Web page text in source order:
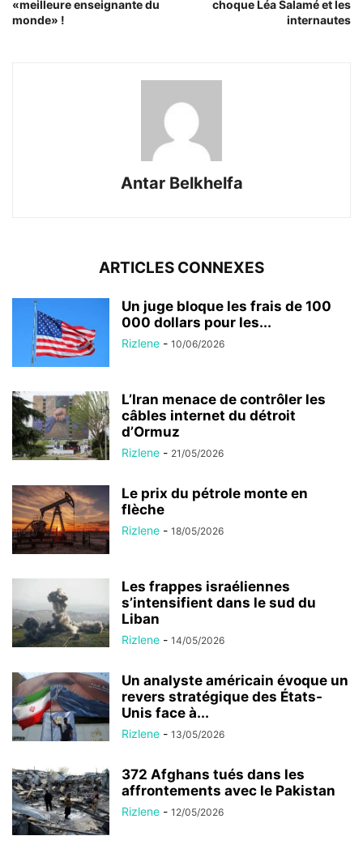
«meilleure enseignante du
monde» !
choque Léa Salamé et les
internautes
Antar Belkhelfa
ARTICLES CONNEXES
Un juge bloque les frais de 100
000 dollars pour les...
Rizlene - 10/06/2026
L’Iran menace de contrôler les
câbles internet du détroit
d’Ormuz
Rizlene - 21/05/2026
Le prix du pétrole monte en
flèche
Rizlene - 18/05/2026
Les frappes israéliennes
s’intensifient dans le sud du
Liban
Rizlene - 14/05/2026
Un analyste américain évoque un
revers stratégique des États-
Unis face à...
Rizlene - 13/05/2026
372 Afghans tués dans les
affrontements avec le Pakistan
Rizlene - 12/05/2026